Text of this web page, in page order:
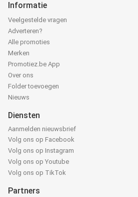
Informatie
Veelgestelde vragen
Adverteren?
Alle promoties
Merken
Promotiez.be App
Over ons
Folder toevoegen
Nieuws
Diensten
Aanmelden nieuwsbrief
Volg ons op Facebook
Volg ons op Instagram
Volg ons op Youtube
Volg ons op TikTok
Partners